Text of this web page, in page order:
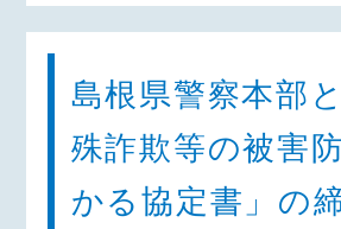
島根県警察本部
殊詐欺等の被害
かる協定書」の